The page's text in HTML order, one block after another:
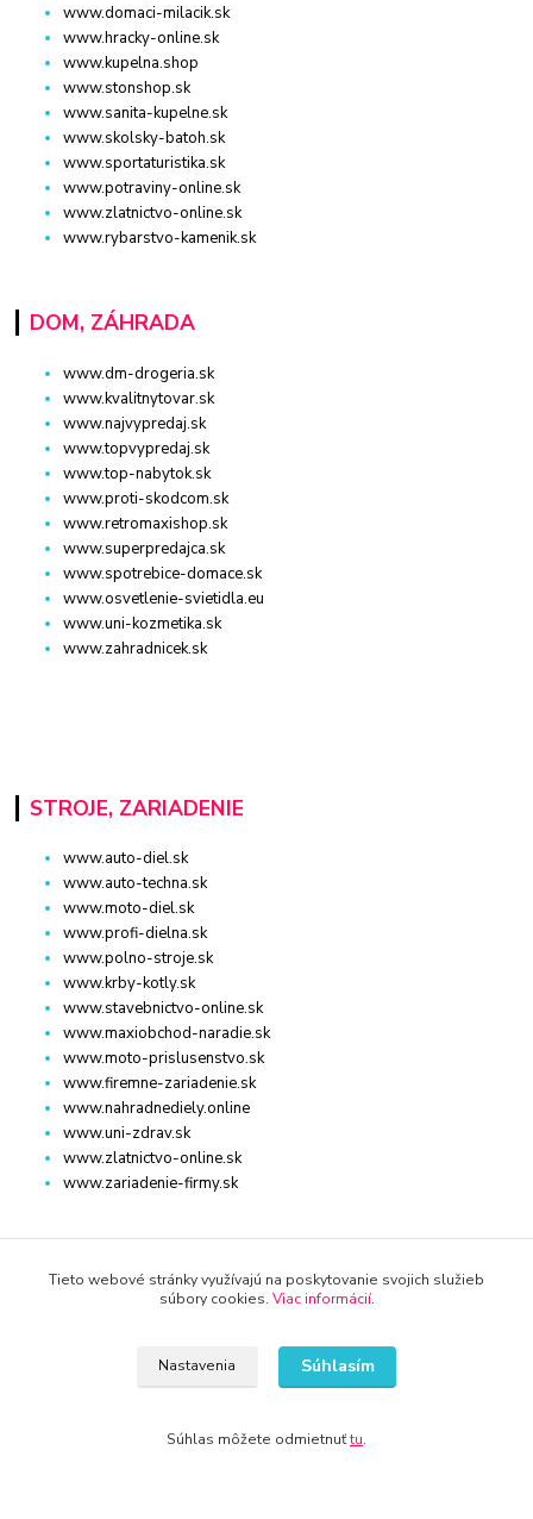
www.domaci-milacik.sk
www.hracky-online.sk
www.kupelna.shop
www.stonshop.sk
www.sanita-kupelne.sk
www.skolsky-batoh.sk
www.sportaturistika.sk
www.potraviny-online.sk
www.zlatnictvo-online.sk
www.rybarstvo-kamenik.sk
DOM, ZÁHRADA
www.dm-drogeria.sk
www.kvalitnytovar.sk
www.najvypredaj.sk
www.topvypredaj.sk
www.top-nabytok.sk
www.proti-skodcom.sk
www.retromaxishop.sk
www.superpredajca.sk
www.spotrebice-domace.sk
www.osvetlenie-svietidla.eu
www.uni-kozmetika.sk
www.zahradnicek.sk
STROJE, ZARIADENIE
www.auto-diel.sk
www.auto-techna.sk
www.moto-diel.sk
www.profi-dielna.sk
www.polno-stroje.sk
www.krby-kotly.sk
www.stavebnictvo-online.sk
www.maxiobchod-naradie.sk
www.moto-prislusenstvo.sk
www.firemne-zariadenie.sk
www.nahradnediely.online
www.uni-zdrav.sk
www.zlatnictvo-online.sk
www.zariadenie-firmy.sk
Kontakty
Tieto webové stránky využívajú na poskytovanie svojich služieb
súbory cookies. Viac informácií.
Nastavenia Súhlasím
Súhlas môžete odmietnuťtu.